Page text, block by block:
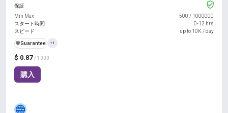
$ 0.87 / 1000
購入
保証
Min Max
500 / 1000000
スタート時間
0-12 hrs
スピード
up to 10K / day
️🛡️Guarantee +1